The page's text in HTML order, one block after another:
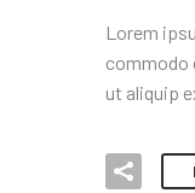
Lorem
commodo
ut aliquip